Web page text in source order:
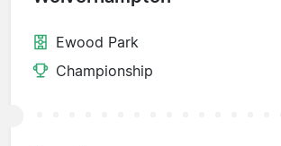
Ewood Park
Championship